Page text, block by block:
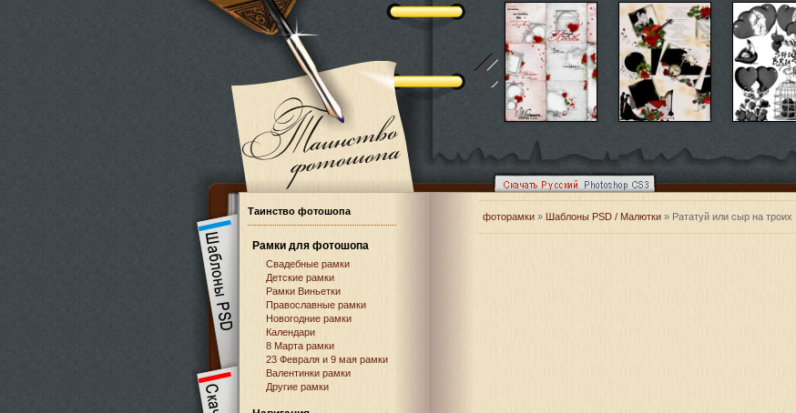
Таинство фотошопа
Рамки для фотошопа
Свадебные рамки
Детские рамки
Рамки Виньетки
Православные рамки
Новогодние рамки
Календари
8 Марта рамки
23 Февраля и 9 мая рамки
Валентинки рамки
Другие рамки
фоторамки» Шаблоны PSD / Малютки» Рататуй или сыр на троих